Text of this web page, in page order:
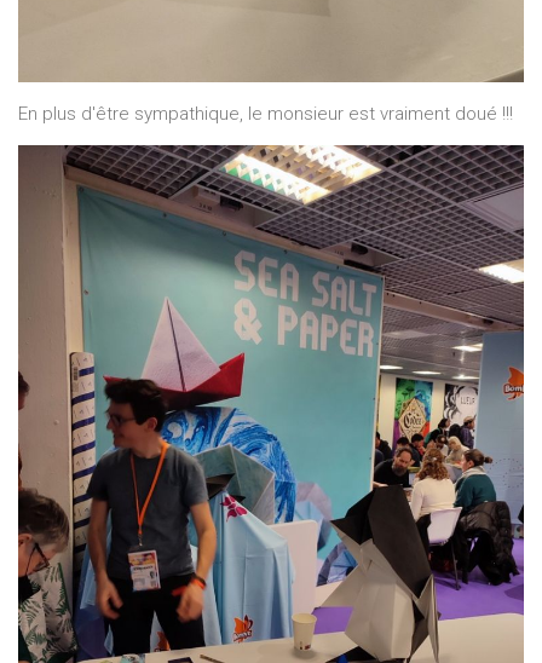
En plus d'être sympathique, le monsieur est vraiment doué !!!